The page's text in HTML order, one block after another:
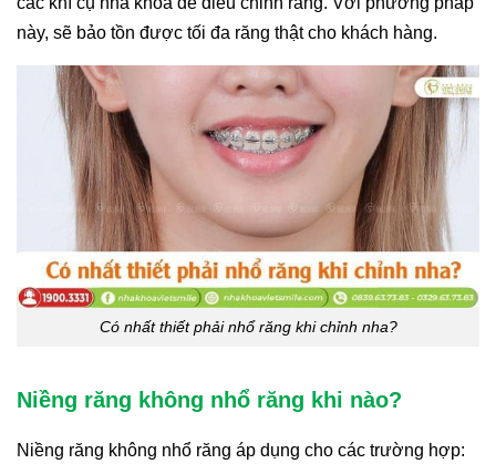
này, sẽ bảo tồn được tối đa răng thật cho khách hàng.
Có nhất thiết phải nhổ răng khi chỉnh nha?
Niềng răng không nhổ răng khi nào?
Niềng răng không nhổ răng áp dụng cho các trường hợp: